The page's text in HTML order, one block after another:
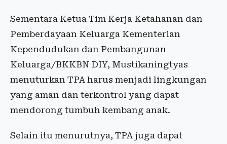
Sementara Ketua Tim Kerja Ketahanan dan
Pemberdayaan Keluarga Kementerian
Kependudukan dan Pembangunan
Keluarga/BKKBN DIY, Mustikaningtyas
menuturkan TPA harus menjadi lingkungan
yang aman dan terkontrol yang dapat
mendorong tumbuh kembang anak.
Selain itu menurutnya, TPA juga dapat